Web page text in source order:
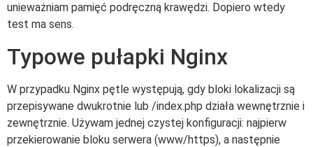
unieważniam pamięć podręczną krawędzi. Dopiero wtedy
test ma sens.
Typowe pułapki Nginx
W przypadku Nginx pętle występują, gdy bloki lokalizacji są
przepisywane dwukrotnie lub /index.php działa wewnętrznie i
zewnętrznie. Używam jednej czystej konfiguracji: najpierw
przekierowanie bloku serwera (www/https), a następnie